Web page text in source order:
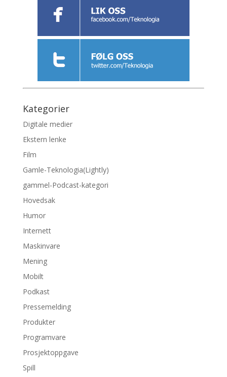
Kategorier
Digitale medier
Ekstern lenke
Film
Gamle-Teknologia(Lightly)
gammel-Podcast-kategori
Hovedsak
Humor
Internett
Maskinvare
Mening
Mobilt
Podkast
Pressemelding
Produkter
Programvare
Prosjektoppgave
Spill